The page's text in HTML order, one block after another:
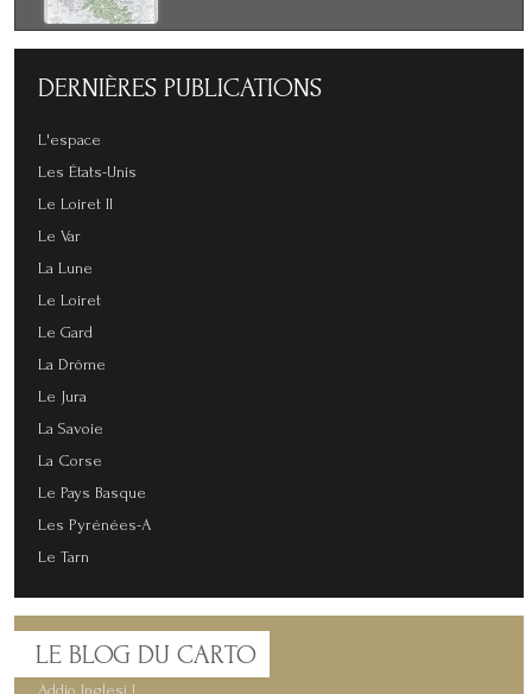
DERNIÈRES PUBLICATIONS
L'espace
Les États-Unis
Le Loiret II
Le Var
La Lune
Le Loiret
Le Gard
La Drôme
Le Jura
La Savoie
La Corse
Le Pays Basque
Les Pyrénées-A
Le Tarn
LE BLOG DU CARTO